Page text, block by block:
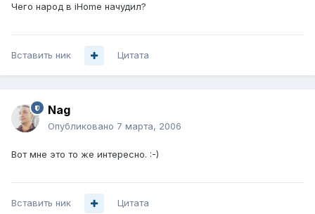
Чего народ в iHome начудил?
Вставить ник Цитата
Nag
Опубликовано 7 марта, 2006
Вот мне это то же интересно. :-)
Вставить ник Цитата